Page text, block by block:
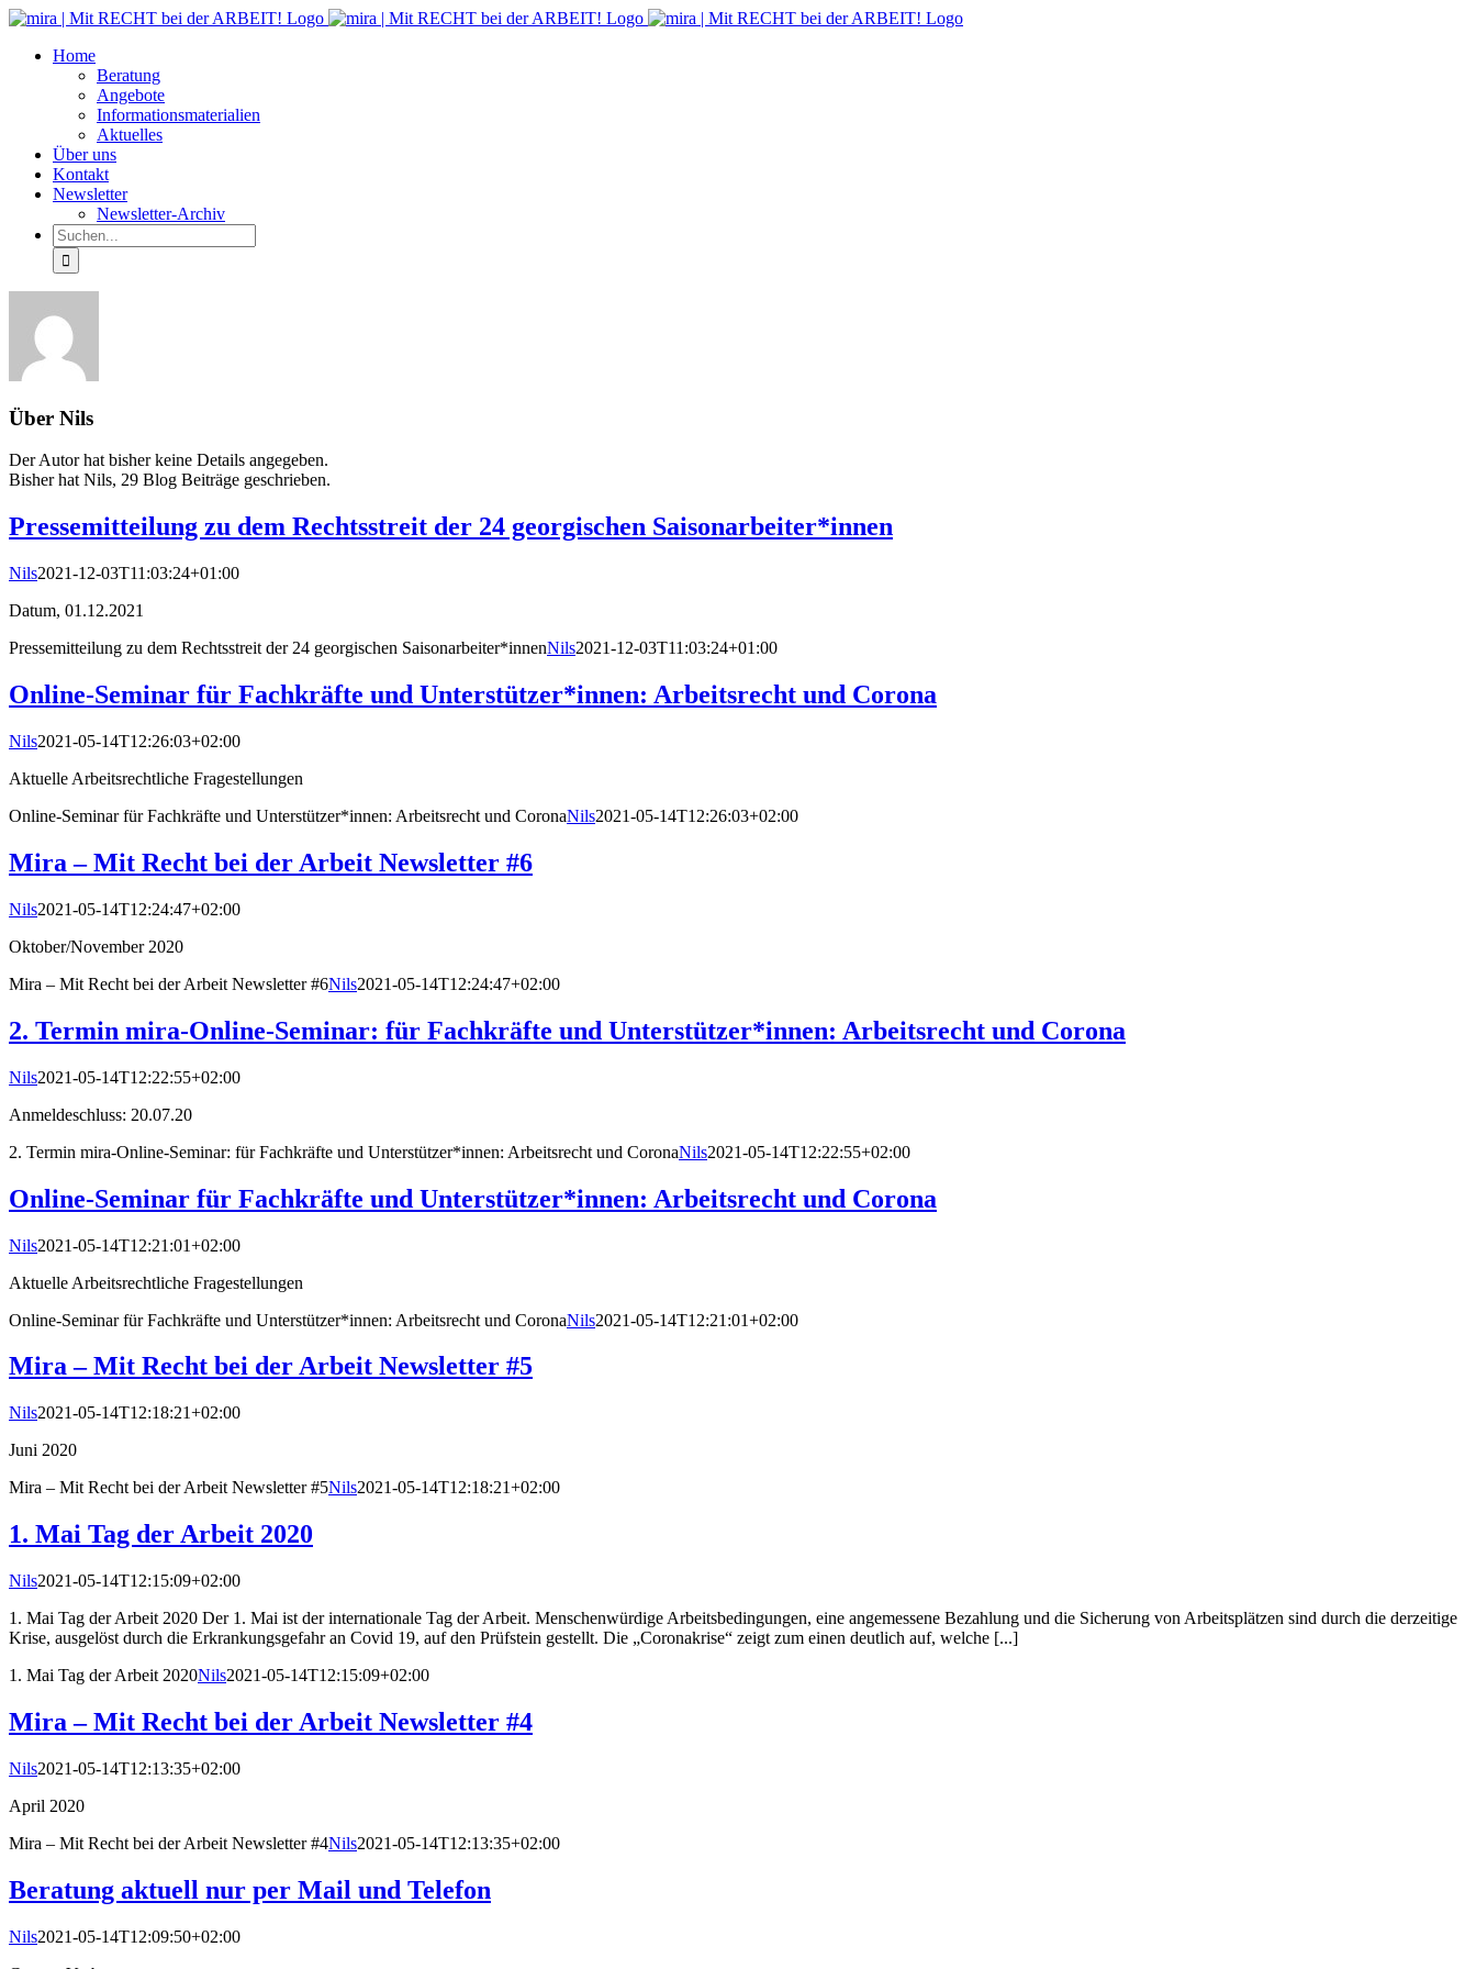
Zum
springenHome
Beratung
Angebote
Informationsmaterialien
Aktuelles
Über uns
Kontakt
Newsletter
Newsletter-Archiv
Suche
nach:
Über Nils
Der Autor hat bisher keine Details angegeben.
Bisher hat Nils, 29 Blog Beiträge geschrieben.
Pressemitteilung zu dem Rechtsstreit der 24 georgischen Saisonarbeiter*innen
Nils2021-12-03T11:03:24+01:00
Datum, 01.12.2021
Pressemitteilung zu dem Rechtsstreit der 24 georgischen Saisonarbeiter*innenNils2021-12-03T11:03:24+01:00
Online-Seminar für Fachkräfte und Unterstützer*innen: Arbeitsrecht und Corona
Nils2021-05-14T12:26:03+02:00
Aktuelle Arbeitsrechtliche Fragestellungen
Online-Seminar für Fachkräfte und Unterstützer*innen: Arbeitsrecht und CoronaNils2021-05-14T12:26:03+02:00
Mira – Mit Recht bei der Arbeit Newsletter #6
Nils2021-05-14T12:24:47+02:00
Oktober/November 2020
Mira – Mit Recht bei der Arbeit Newsletter #6Nils2021-05-14T12:24:47+02:00
2. Termin mira-Online-Seminar: für Fachkräfte und Unterstützer*innen: Arbeitsrecht und Corona
Nils2021-05-14T12:22:55+02:00
Anmeldeschluss: 20.07.20
2. Termin mira-Online-Seminar: für Fachkräfte und Unterstützer*innen: Arbeitsrecht und CoronaNils2021-05-14T12:22:55+02:00
Online-Seminar für Fachkräfte und Unterstützer*innen: Arbeitsrecht und Corona
Nils2021-05-14T12:21:01+02:00
Aktuelle Arbeitsrechtliche Fragestellungen
Online-Seminar für Fachkräfte und Unterstützer*innen: Arbeitsrecht und CoronaNils2021-05-14T12:21:01+02:00
Mira – Mit Recht bei der Arbeit Newsletter #5
Nils2021-05-14T12:18:21+02:00
Juni 2020
Mira – Mit Recht bei der Arbeit Newsletter #5Nils2021-05-14T12:18:21+02:00
1. Mai Tag der Arbeit 2020
Nils2021-05-14T12:15:09+02:00
1. Mai Tag der Arbeit 2020 Der 1. Mai ist der internationale Tag der Arbeit. Menschenwürdige Arbeitsbedingungen, eine angemessene Bezahlung und die Sicherung von Arbeitsplätzen sind durch die derzeitige
Krise, ausgelöst durch die Erkrankungsgefahr an Covid 19, auf den Prüfstein gestellt. Die „Coronakrise“ zeigt zum einen deutlich auf, welche [...]
1. Mai Tag der Arbeit 2020Nils2021-05-14T12:15:09+02:00
Mira – Mit Recht bei der Arbeit Newsletter #4
Nils2021-05-14T12:13:35+02:00
April 2020
Mira – Mit Recht bei der Arbeit Newsletter #4Nils2021-05-14T12:13:35+02:00
Beratung aktuell nur per Mail und Telefon
Nils2021-05-14T12:09:50+02:00